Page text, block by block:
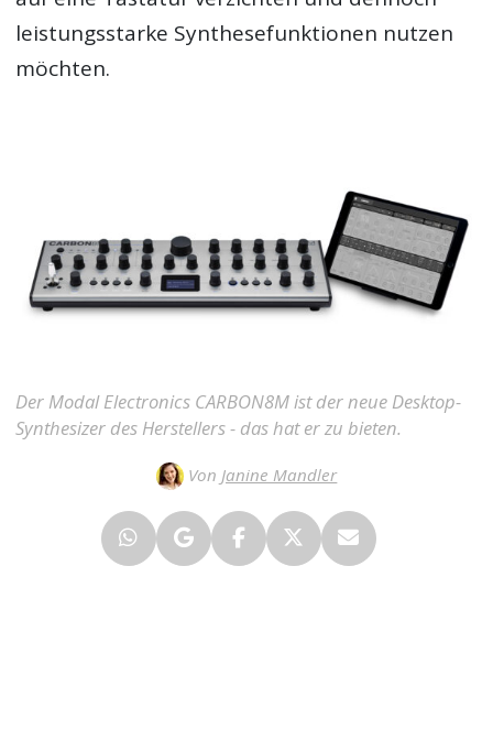
leistungsstarke Synthesefunktionen nutzen
möchten.
Der Modal Electronics CARBON8M ist der neue Desktop-
Synthesizer des Herstellers - das hat er zu bieten.
Von Janine Mandler